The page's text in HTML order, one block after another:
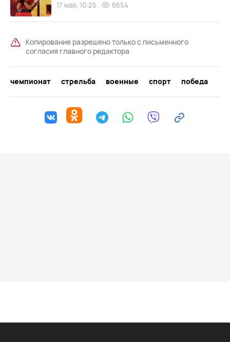
17 мая, 10:25 6554
Копирование разрешено только с письменного
согласия главного редактора
чемпионат стрельба военные спорт победа